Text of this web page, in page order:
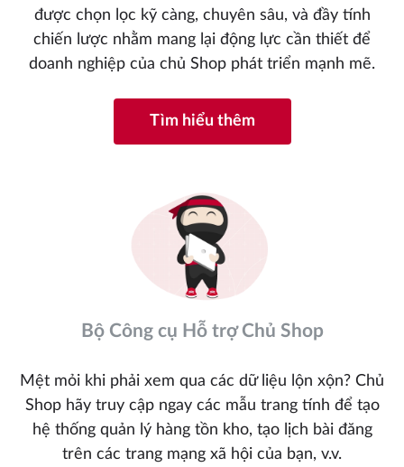
được chọn lọc kỹ càng, chuyên sâu, và đầy tính
chiến lược nhằm mang lại động lực cần thiết để
doanh nghiệp của chủ Shop phát triển mạnh mẽ.
Tìm hiểu thêm
Bộ Công cụ Hỗ trợ Chủ Shop
Mệt mỏi khi phải xem qua các dữ liệu lộn xộn? Chủ
Shop hãy truy cập ngay các mẫu trang tính để tạo
hệ thống quản lý hàng tồn kho, tạo lịch bài đăng
trên các trang mạng xã hội của bạn, v.v.